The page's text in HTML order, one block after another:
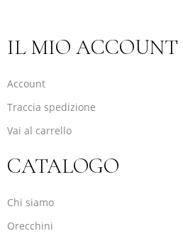
IL MIO ACCOUNT
Account
Traccia spedizione
Vai al carrello
CATALOGO
Chi siamo
Orecchini